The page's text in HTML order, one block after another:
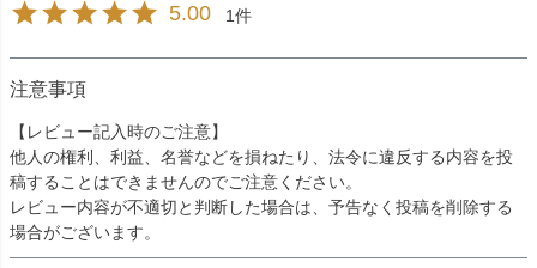
5.00 1
注意事項
【レビュー記入時のご注意】
他人の権利、利益、名誉などを損ねたり、法令に違反する内容を投
稿することはできませんのでご注意ください。
レビュー内容が不適切と判断した場合は、予告なく投稿を削除する
場合がございます。